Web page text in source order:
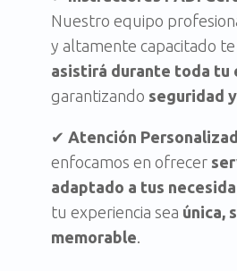
Nuestro equipo
y altamente capacitado te
asistirá durante toda tu
garantizando seguridad
✔ Atención
enfocamos en ofrecer
adaptado a tus
tu experiencia sea única,
memorable